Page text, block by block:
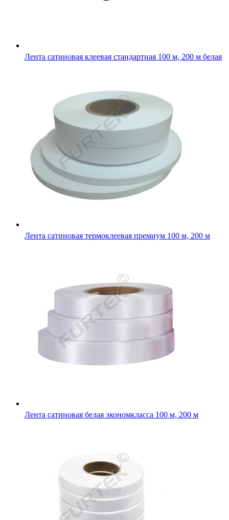
Лента сатиновая термоклеевая премиум 100 м, 200 м
Лента сатиновая белая экономкласса 100 м, 200 м
Лента сатиновая белая 100 м, 200 м, стандарт